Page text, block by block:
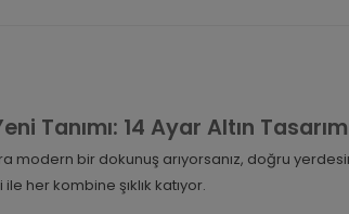
Tanımı: 14 Ayar Altın
modern bir dokunuş arıyorsanız, doğru
her kombine şıklık katıyor.